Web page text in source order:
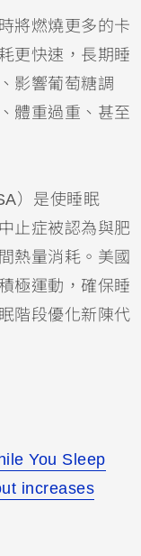
將燃燒更多的卡
更快速，長期睡
影響葡萄糖調
體重過重、甚至
）是使睡眠
止症被認為與肥
熱量消耗。美國
極運動，確保睡
階段優化新陳代
You Sleep
increases